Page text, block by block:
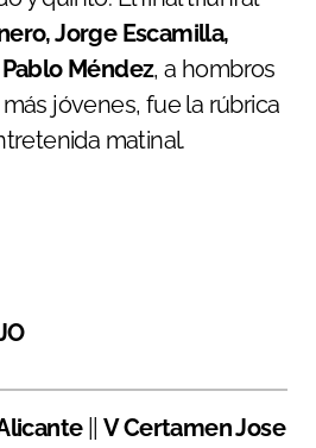
Jorge Escamilla,
Pablo Méndez, a hombros
jóvenes, fue la rúbrica
matinal.
||V Certamen Jose